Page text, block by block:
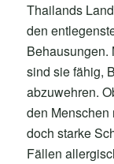
Thailands
den
Behausungen.
sind sie fähig,
abzuwehren.
den Menschen
doch starke
Fällen